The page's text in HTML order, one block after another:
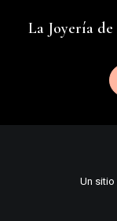
La Joyería
Un sitio